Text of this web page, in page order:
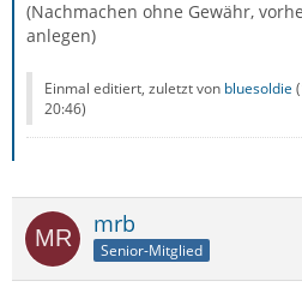
(Nachmachen ohne Gewähr,
anlegen)
Einmal editiert, zuletzt von bluesoldie (
20:46)
mrb
Senior-Mitglied